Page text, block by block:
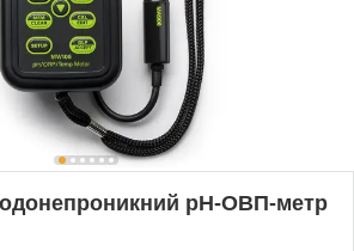
рН-ОВП-метр